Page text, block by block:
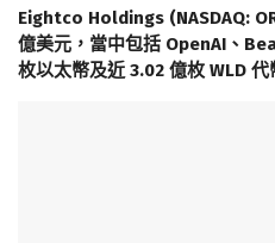
Eightco Holdings (NASDAQ:
億美元，當中包括 OpenAI、
枚以太幣及近 3.02 億枚 WLD 代